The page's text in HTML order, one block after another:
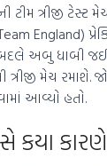
ટીમ ત્રીજી ટેસ્ટ
England)
અબુ ધાબી
ત્રીજી મેચ
આવ્યો હતો.
કયા કારણે